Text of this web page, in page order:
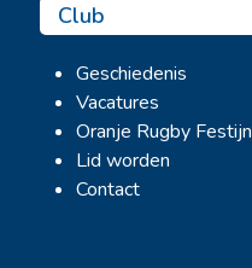
Club
Geschiedenis
Vacatures
Oranje Rugby Festijn
Lid worden
Contact